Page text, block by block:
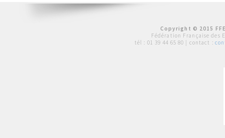
Copyright © 2015
Fédération Française des
tél : 01 39 44 65 80 | contact :